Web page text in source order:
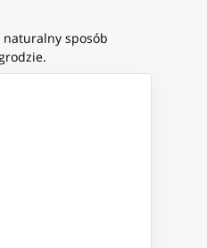
naturalny sposób